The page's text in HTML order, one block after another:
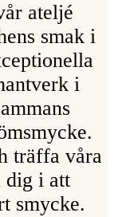
ateljé
smak i
i
träffa våra
dig i att
smycke.